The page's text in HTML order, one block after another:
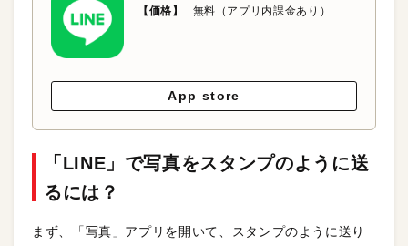
【価格】
無料（アプリ内課金あり）
App store
「LINE」で写真をスタンプのように送
るには？
まず、「写真」アプリを開いて、スタンプのように送り